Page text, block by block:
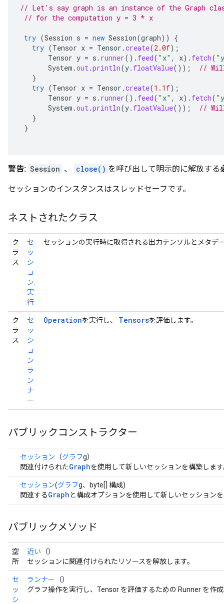
// Let's say graph is an instance of the Graph
// for the computation y = 3 * x
try (Session s = new Session(graph))
{
try (Tensor x = Tensor .create(2.0f);
Tensor y = s . runner(). feed( "x" , x). fetch(
System .out.println(y. floatValue());
//
}
try (Tensor x = Tensor .create(1.1f);
Tensor y = s . runner(). feed( "x" , x). fetch(
System .out.println(y. floatValue());
//
}
}
警告: Session 、 close() を呼び出して明示的に解放する
セッションのインスタンスはスレッドセーフです。
ネストされたクラス
ク
ラ
ス
セ
ッ
シ
ョ
ン.
実
行
セッションの実行時に取得される出力テンソルとメタデ
ク
ラ
ス
セ
ッ
シ
ョ
ン
ラ
ン
ナ
ー
Operationを実行し、 Tensorsを評価します。
パブリックコンストラクター
セッション （グラフg）
関連付けられたGraphを使用して新しいセッションを構築しま
セッション(グラフg、byte[] 構成)
関連するGraphと構成オプションを使用して新しいセッション
パブリックメソッド
空
所
近い （）
セッションに関連付けられたリソースを解放します。
セ
ッ
シ
ランナー （）
グラフ操作を実行し、Tensor を評価するための Runner を作